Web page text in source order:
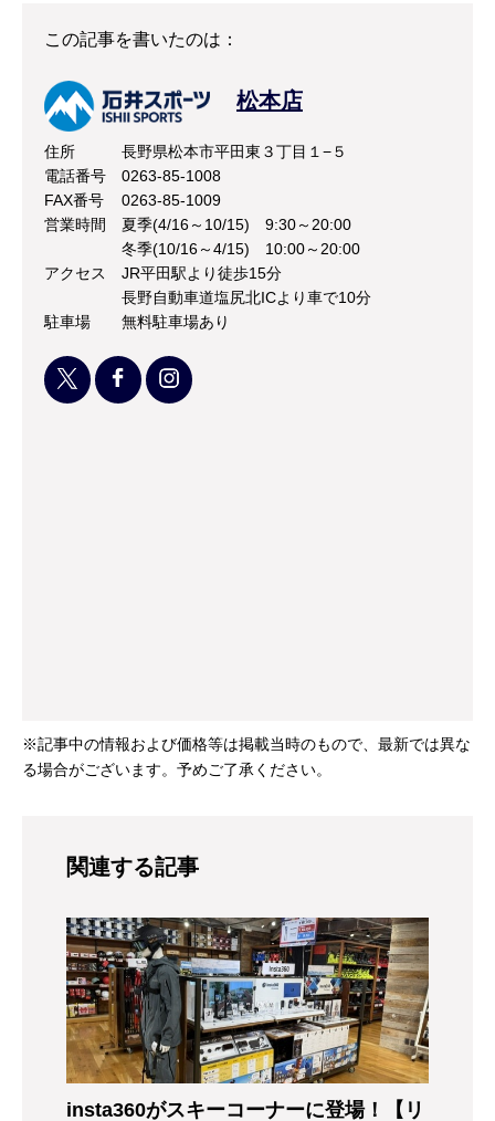
この記事を書いたのは：
松本店
住所
長野県松本市平田東３丁目１−５
電話番号
0263-85-1008
FAX番号
0263-85-1009
営業時間
夏季(4/16～10/15) 9:30～20:00
冬季(10/16～4/15) 10:00～20:00
アクセス
JR平田駅より徒歩15分
長野自動車道塩尻北ICより車で10分
駐車場
無料駐車場あり
※記事中の情報および価格等は掲載当時のもので、最新では異な
る場合がございます。予めご了承ください。
関連する記事
insta360がスキーコーナーに登場！【リ